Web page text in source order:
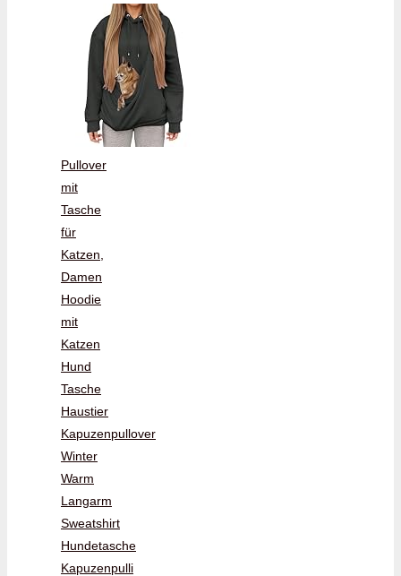
Pullover
mit
Tasche
für
Katzen,
Damen
Hoodie
mit
Katzen
Hund
Tasche
Haustier
Kapuzenpullover
Winter
Warm
Langarm
Sweatshirt
Hundetasche
Kapuzenpulli